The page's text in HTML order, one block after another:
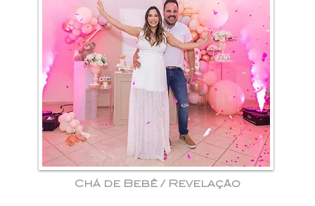
Chá de Bebê / Revelação